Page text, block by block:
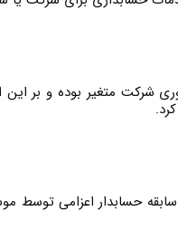
شرکت متغیر بوده و بر
حسابدار اعزامی توسط